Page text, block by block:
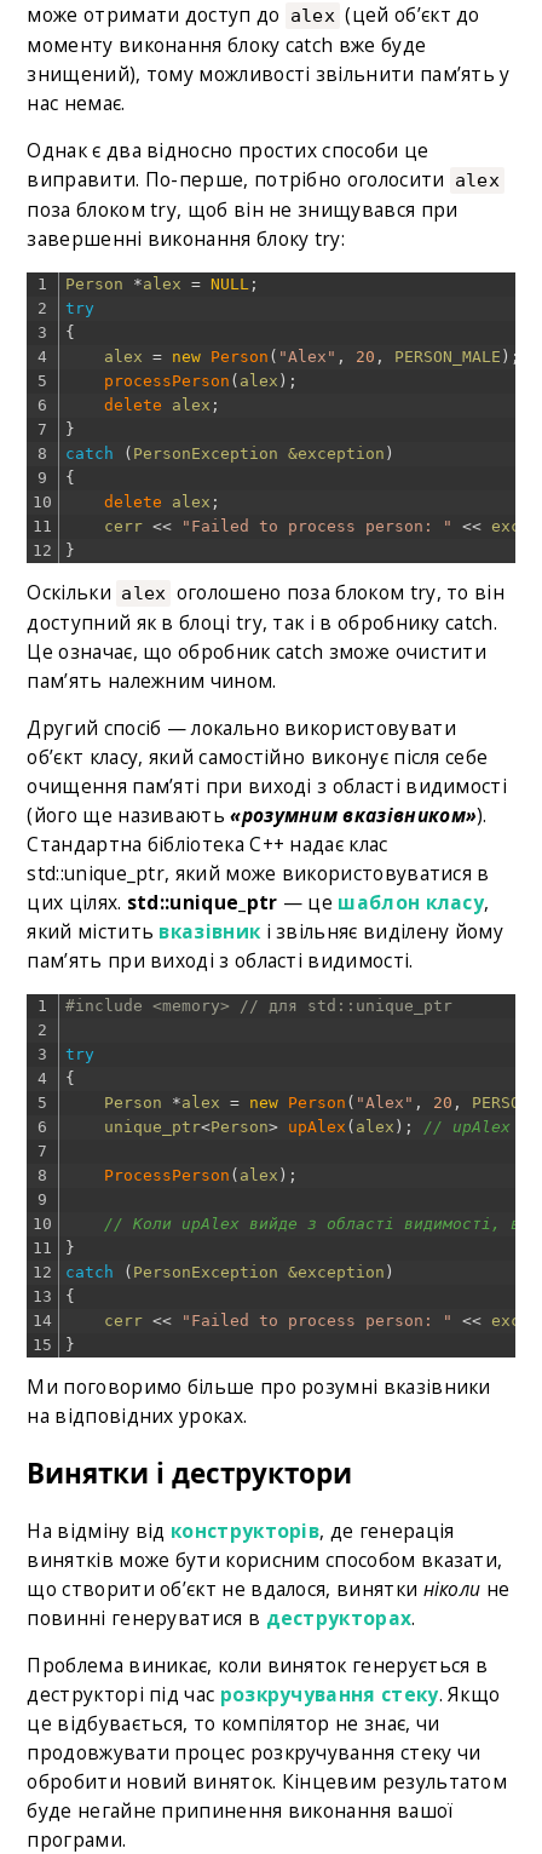
може отримати доступ до alex (цей об’єкт до
моменту виконання блоку catch вже буде
знищений), тому можливості звільнити пам’ять у
нас немає.
Однак є два відносно простих способи це
виправити. По-перше, потрібно оголосити
alex
поза блоком try, щоб він не знищувався при
завершенні виконання блоку try:
1
2
3
4
5
6
7
8
9
10
11
12
Person *alex = NULL ;
try
{
alex
= new Person ( "Alex" , 20 , PERSON_MALE ) ;
processPerson ( alex ) ;
delete alex ;
}
catch
( PersonException &exception )
{
delete alex ;
cerr << "Failed to process person: " <<
}
Оскільки alex оголошено поза блоком try, то він
доступний як в блоці try, так і в обробнику catch.
Це означає, що обробник catch зможе очистити
пам’ять належним чином.
Другий спосіб — локально використовувати
об’єкт класу, який самостійно виконує після себе
очищення пам’яті при виході з області видимості
(його ще називають«розумним вказівником»).
Стандартна бібліотека C++ надає клас
std::unique_ptr, який може використовуватися в
цих цілях. std::unique_ptr — це шаблон класу,
який містить вказівникі звільняє виділену йому
пам’ять при виході з області видимості.
1
2
3
4
5
6
7
8
9
10
11
12
13
14
15
#include <memory> // для std::unique_ptr
try
{
Person
*alex = new Person ( "Alex" , 20 ,
unique_ptr<Person> upAlex ( alex ) ; // upAlex
ProcessPerson ( alex ) ;
// Коли upAlex вийде з області видимості, він
}
catch
( PersonException &exception )
{
cerr << "Failed to process person: " <<
}
Ми поговоримо більше про розумні вказівники
на відповідних уроках.
Винятки і деструктори
На відміну від конструкторів, де генерація
винятків може бути корисним способом вказати,
що створити об’єкт не вдалося, винятки ніколи не
повинні генеруватися в деструкторах.
Проблема виникає, коли виняток генерується в
деструкторі під час розкручування стеку. Якщо
це відбувається, то компілятор не знає, чи
продовжувати процес розкручування стеку чи
обробити новий виняток. Кінцевим результатом
буде негайне припинення виконання вашої
програми.